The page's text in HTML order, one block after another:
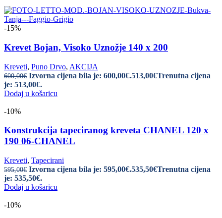
-15%
Krevet Bojan, Visoko Uznožje 140 x 200
Kreveti, Puno Drvo, AKCIJA
600,00€ Izvorna cijena bila je: 600,00€.513,00€Trenutna cijena
je: 513,00€.
Dodaj u košaricu
-10%
Konstrukcija tapeciranog kreveta CHANEL 120 x
190 06-CHANEL
Kreveti, Tapecirani
595,00€ Izvorna cijena bila je: 595,00€.535,50€Trenutna cijena
je: 535,50€.
Dodaj u košaricu
-10%